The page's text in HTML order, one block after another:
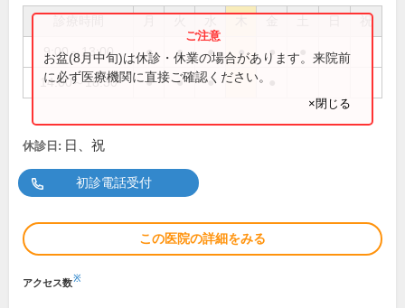
祝
9:00～13:00 ● ● ● ● ●
14:00～18:30 ● ● ●
お盆(8月中旬)は休診・休業の場合があります。来院前
に必ず医療機関に直接ご確認ください。
×閉じる
休診日: 日、祝
初診電話受付
この医院の詳細をみる
アクセス数※